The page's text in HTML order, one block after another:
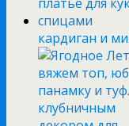
кардиган и